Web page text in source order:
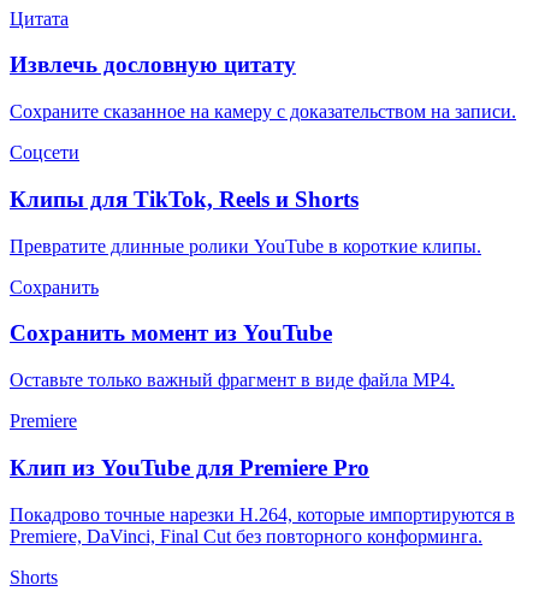
Цитата
Извлечь дословную цитату
Сохраните сказанное на камеру с доказательством на записи.
Соцсети
Клипы для TikTok, Reels и Shorts
Превратите длинные ролики YouTube в короткие клипы.
Сохранить
Сохранить момент из YouTube
Оставьте только важный фрагмент в виде файла MP4.
Premiere
Клип из YouTube для Premiere Pro
Покадрово точные нарезки H.264, которые импортируются в
Premiere, DaVinci, Final Cut без повторного конформинга.
Shorts